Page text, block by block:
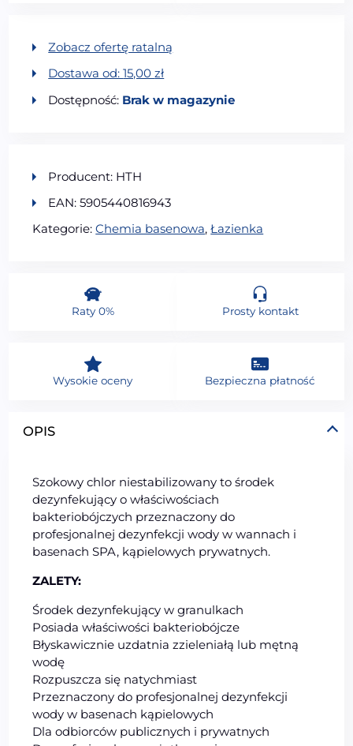
OPIS
Szokowy chlor niestabilizowany to środek
dezynfekujący o właściwościach
bakteriobójczych przeznaczony do
profesjonalnej dezynfekcji wody w wannach i
basenach SPA, kąpielowych prywatnych.
ZALETY:
Środek dezynfekujący w granulkach
Posiada właściwości bakteriobójcze
Błyskawicznie uzdatnia zzieleniałą lub mętną
wodę
Rozpuszcza się natychmiast
Przeznaczony do profesjonalnej dezynfekcji
wody w basenach kąpielowych
Dla odbiorców publicznych i prywatnych
Zobacz ofertę ratalną
Dostawa od:15,00zł
Dostępność: Brak w magazynie
Producent: HTH
EAN: 5905440816943
Kategorie:Chemia basenowa,Łazienka
Raty 0% Prosty kontakt
Wysokie oceny Bezpieczna płatność